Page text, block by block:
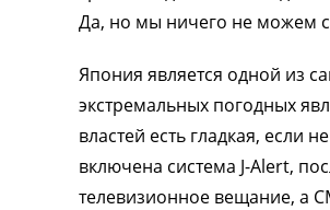
Да, но мы ничего не можем с
Япония является одной из
экстремальных погодных
властей есть гладкая, если
включена система J-Alert,
телевизионное вещание, а